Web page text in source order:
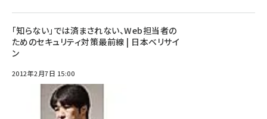
「知らない」では済まされない、Web担当者の
ためのセキュリティ対策最前線 | 日本ベリサイ
ン
2012年2月7日 15:00